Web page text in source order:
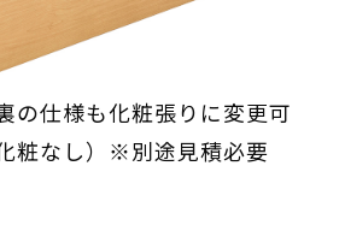
の仕様も化粧張りに変更可
粧なし）※別途見積必要